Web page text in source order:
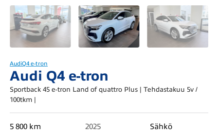
AudiQ4 e-tron
Audi Q4 e-tron
Sportback 45 e-tron Land of quattro Plus | Tehdastakuu 5v /
100tkm |
5 800 km 2025
Sähkö